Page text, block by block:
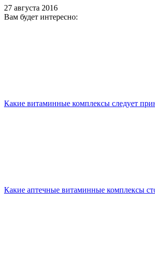
27 августа 2016
Вам будет интересно:
Какие витаминные комплексы следует
Какие аптечные витаминные комплексы